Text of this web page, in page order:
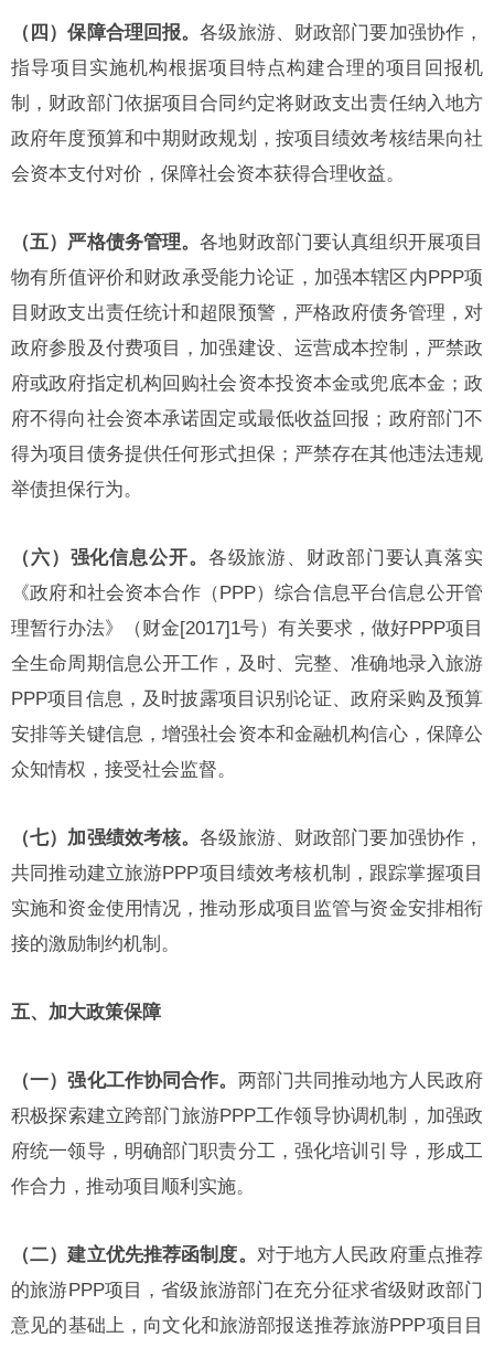
（四）保障合理回报。各级旅游、财政部门要加强协作，
指导项目实施机构根据项目特点构建合理的项目回报机
制，财政部门依据项目合同约定将财政支出责任纳入地方
政府年度预算和中期财政规划，按项目绩效考核结果向社
会资本支付对价，保障社会资本获得合理收益。
（五）严格债务管理。各地财政部门要认真组织开展项目
物有所值评价和财政承受能力论证，加强本辖区内PPP项
目财政支出责任统计和超限预警，严格政府债务管理，对
政府参股及付费项目，加强建设、运营成本控制，严禁政
府或政府指定机构回购社会资本投资本金或兜底本金；政
府不得向社会资本承诺固定或最低收益回报；政府部门不
得为项目债务提供任何形式担保；严禁存在其他违法违规
举债担保行为。
（六）强化信息公开。 各级旅游、财政部门要认真落实
《政府和社会资本合作（PPP）综合信息平台信息公开管
理暂行办法》（财金[2017]1号）有关要求，做好PPP项目
全生命周期信息公开工作，及时、完整、准确地录入旅游
PPP项目信息，及时披露项目识别论证、政府采购及预算
安排等关键信息，增强社会资本和金融机构信心，保障公
众知情权，接受社会监督。
（七）加强绩效考核。各级旅游、财政部门要加强协作，
共同推动建立旅游PPP项目绩效考核机制，跟踪掌握项目
实施和资金使用情况，推动形成项目监管与资金安排相衔
接的激励制约机制。
五、加大政策保障
（一）强化工作协同合作。 两部门共同推动地方人民政府
积极探索建立跨部门旅游PPP工作领导协调机制，加强政
府统一领导，明确部门职责分工，强化培训引导，形成工
作合力，推动项目顺利实施。
（二）建立优先推荐函制度。 对于地方人民政府重点推荐
的旅游PPP项目，省级旅游部门在充分征求省级财政部门
意见的基础上，向文化和旅游部报送推荐旅游PPP项目目